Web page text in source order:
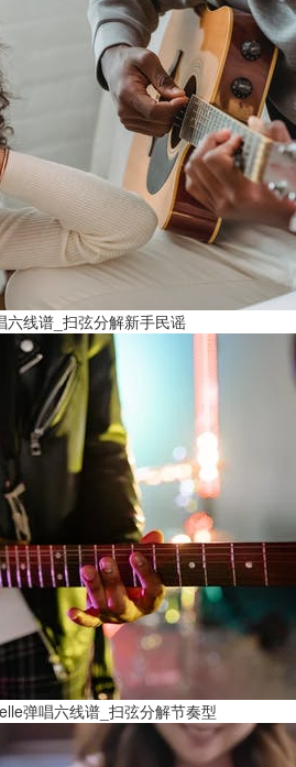
六线谱_扫弦分解新手民谣
弹唱六线谱_扫弦分解节奏型